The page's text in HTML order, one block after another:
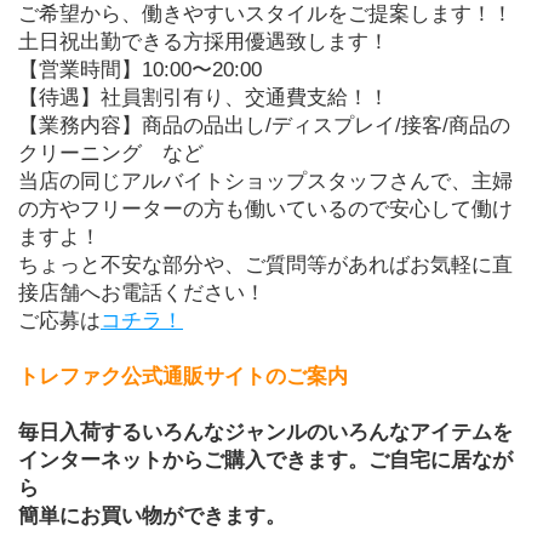
ご希望から、働きやすいスタイルをご提案します！！
土日祝出勤できる方採用優遇致します！
【営業時間】10:00〜20:00
【待遇】社員割引有り、交通費支給！！
【業務内容】商品の品出し/ディスプレイ/接客/商品の
クリーニング　など
当店の同じアルバイトショップスタッフさんで、主婦
の方やフリーターの方も働いているので安心して働け
ますよ！
ちょっと不安な部分や、ご質問等があればお気軽に直
接店舗へお電話ください！
ご応募はコチラ！
トレファク公式通販サイトのご案内
毎日入荷するいろんなジャンルのいろんなアイテムを
インターネットからご購入できます。ご自宅に居なが
ら
簡単にお買い物ができます。